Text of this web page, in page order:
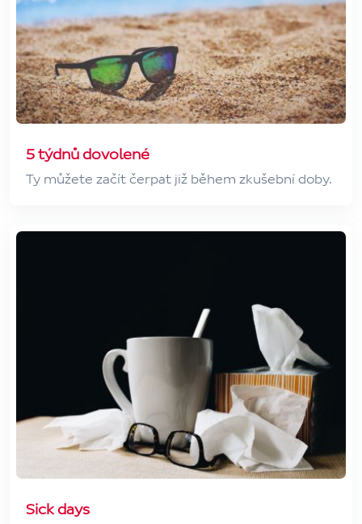
5 týdnů dovolené
Ty můžete začít čerpat již během zkušební doby.
Sick days